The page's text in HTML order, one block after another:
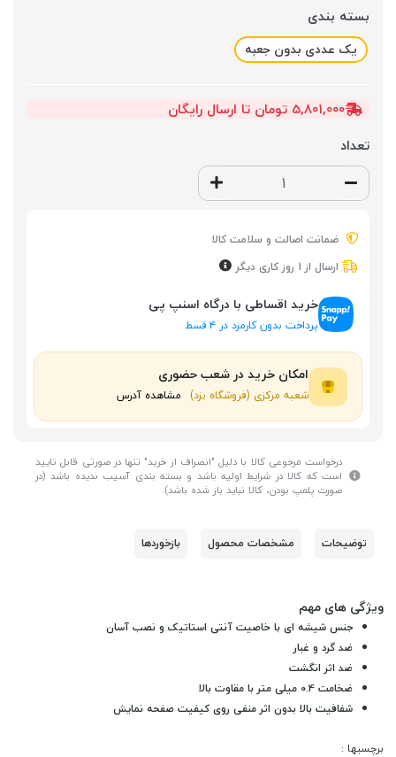
بسته بندی
یک عددی بدون جعبه
5,801,000 تومان تا ارسال رایگان
تعداد
ضمانت اصالت و سلامت کالا
ارسال از 1 روز کاری دیگر
خرید اقساطی با درگاه اسنپ پی
پرداخت بدون کارمزد در ۴ قسط
امکان خرید در شعب حضوری
شعبه مرکزی (فروشگاه یزد) مشاهده آدرس
درخواست مرجوعی کالا با دلیل "انصراف از خرید" تنها در صورتی قابل تایید
است که کالا در شرایط اولیه باشد و بسته بندی آسیب ندیده باشد (در
صورت پلمپ بودن، کالا نباید باز شده باشد).
توضیحات مشخصات محصول بازخوردها
ویژگی های مهم
جنس شیشه ای با خاصیت آنتی استاتیک و نصب آسان
ضد گرد و غبار
ضد اثر انگشت
ضخامت 0.4 میلی متر با مقاوت بالا
شفافیت بالا بدون اثر منفی روی کیفیت صفحه نمایش
برچسبها :